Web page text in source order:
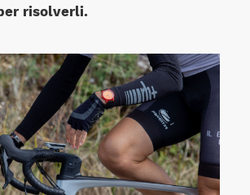
risolverli.